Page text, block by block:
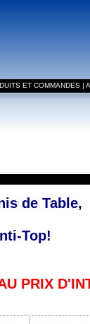
ET COMMANDES |
de Table,
Top!
PRIX